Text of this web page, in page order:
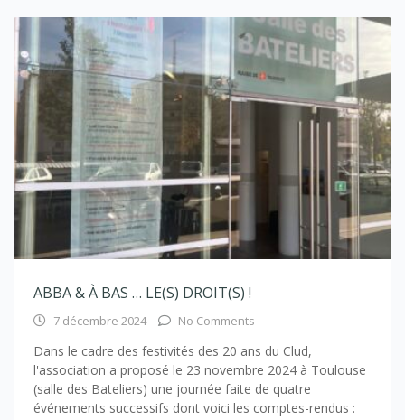
ABBA & À BAS … LE(S) DROIT(S) !
7 décembre 2024 No Comments
Dans le cadre des festivités des 20 ans du Clud,
l'association a proposé le 23 novembre 2024 à Toulouse
(salle des Bateliers) une journée faite de quatre
événements successifs dont voici les comptes-rendus :